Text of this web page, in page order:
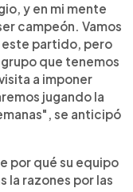
y en mi mente
campeón. Vamos
este partido, pero
que tenemos
a imponer
jugando la
se anticipó
por qué su equipo
la razones por las